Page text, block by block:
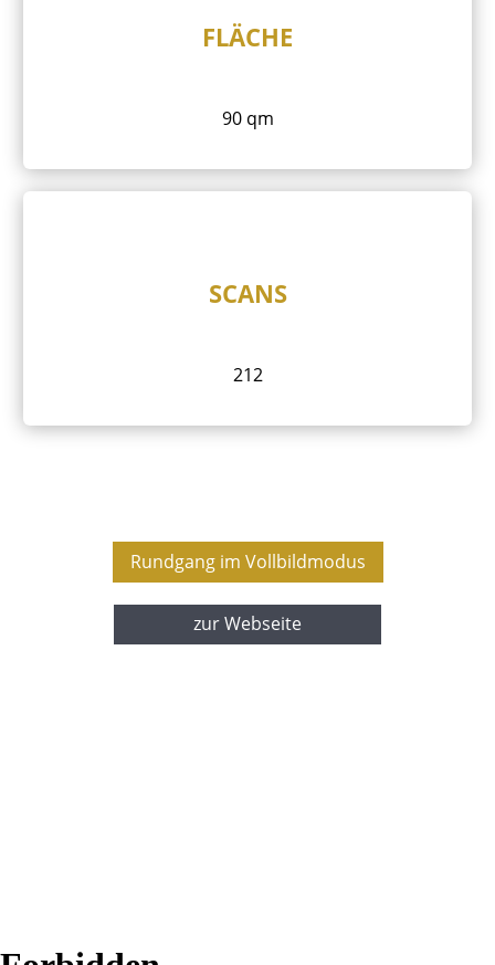
FLÄCHE
90 qm
SCANS
212
Rundgang im Vollbildmodus
zur Webseite